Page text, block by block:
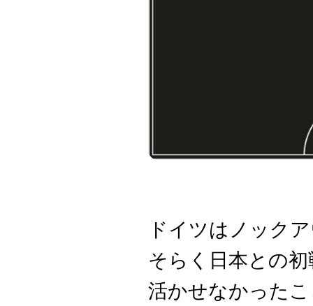
ドイツはノック
そらく日本との
活かせなかった